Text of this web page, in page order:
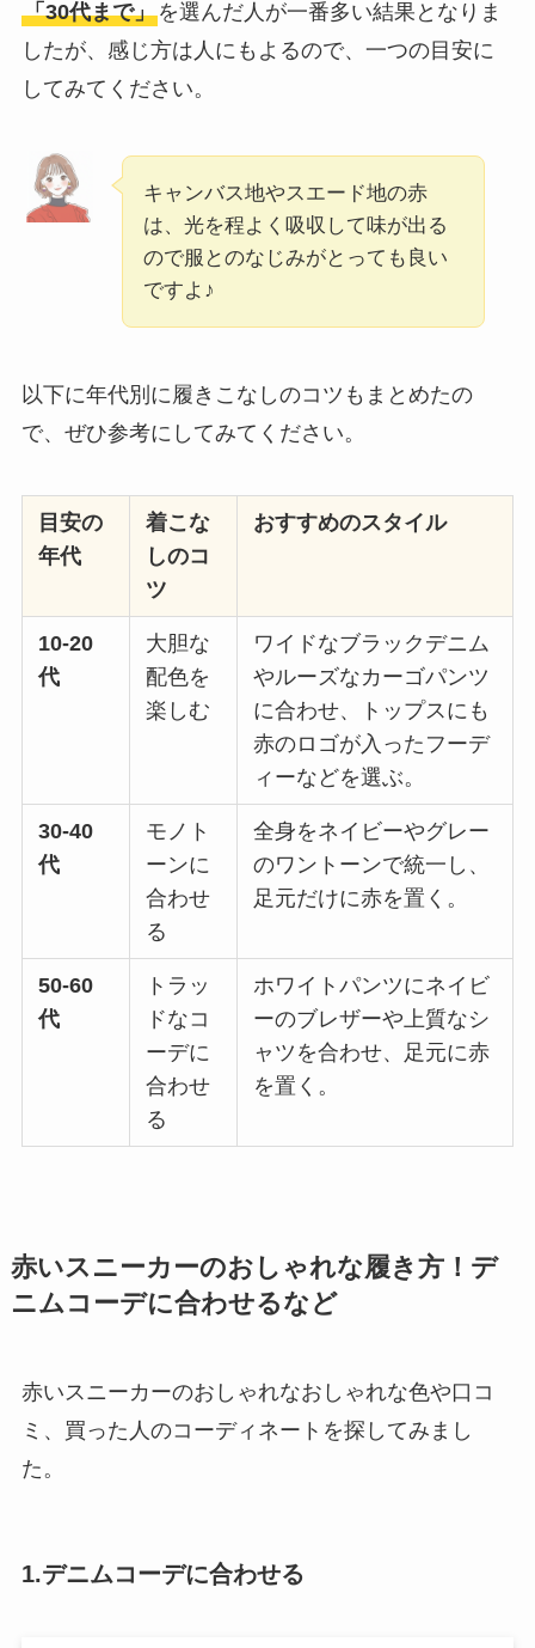
「30代まで」を選んだ人が一番多い結果となりま
したが、感じ方は人にもよるので、一つの目安に
してみてください。
キャンバス地やスエード地の赤
は、光を程よく吸収して味が出る
ので服とのなじみがとっても良い
ですよ♪
以下に年代別に履きこなしのコツもまとめたの
で、ぜひ参考にしてみてください。
目安の
年代
着こな
しのコ
ツ
おすすめのスタイル
10-20
代
大胆な
配色を
楽しむ
ワイドなブラックデニム
やルーズなカーゴパンツ
に合わせ、トップスにも
赤のロゴが入ったフーデ
ィーなどを選ぶ。
30-40
代
モノト
ーンに
合わせ
る
全身をネイビーやグレー
のワントーンで統一し、
足元だけに赤を置く。
50-60
代
トラッ
ドなコ
ーデに
合わせ
る
ホワイトパンツにネイビ
ーのブレザーや上質なシ
ャツを合わせ、足元に赤
を置く。
赤いスニーカーのおしゃれな履き方！デ
ニムコーデに合わせるなど
赤いスニーカーのおしゃれなおしゃれな色や口コ
ミ、買った人のコーディネートを探してみまし
た。
1.デニムコーデに合わせる